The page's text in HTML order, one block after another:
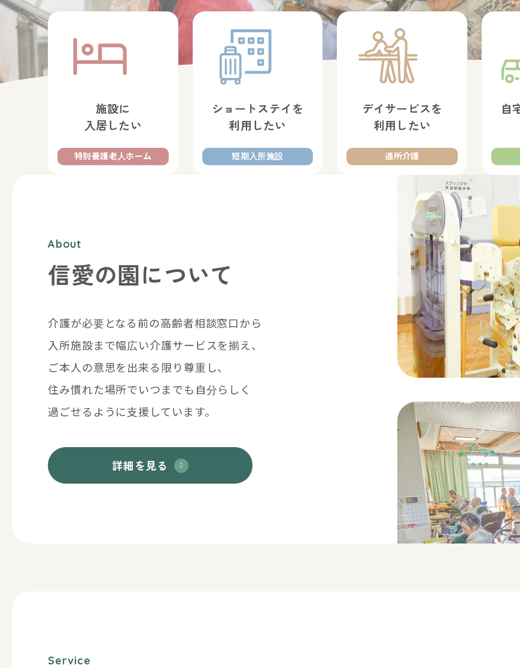
施設に
入居したい
特別養護老人ホーム
ショートステイを
利用したい
短期入所施設
デイサービスを
利用したい
通所介護
自
信愛の園について
介護が必要となる前の高齢者相談窓口から
入所施設まで幅広い介護サービスを揃え、
ご本人の意思を出来る限り尊重し、
住み慣れた場所でいつまでも自分らしく
過ごせるように支援しています。
詳細を見る